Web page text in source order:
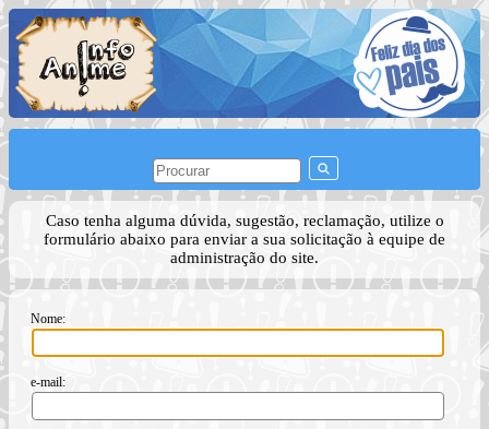
Caso tenha alguma dúvida, sugestão, reclamação, utilize o
formulário abaixo para enviar a sua solicitação à equipe de
administração do site.
Nome:
e-mail: